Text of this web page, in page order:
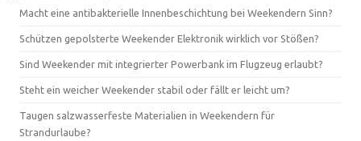
Macht eine antibakterielle Innenbeschichtung bei Weekendern Sinn?
Schützen gepolsterte Weekender Elektronik wirklich vor Stößen?
Sind Weekender mit integrierter Powerbank im Flugzeug erlaubt?
Steht ein weicher Weekender stabil oder fällt er leicht um?
Taugen salzwasserfeste Materialien in Weekendern für
Strandurlaube?